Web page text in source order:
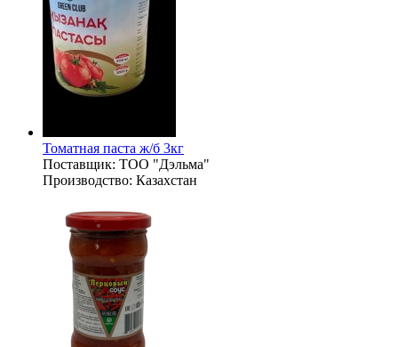
Томатная паста ж/б 3кг
Поставщик: ТОО "Дэльма"
Производство: Казахстан